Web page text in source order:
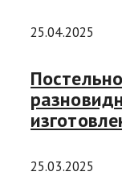
25.04.2025
25.03.2025